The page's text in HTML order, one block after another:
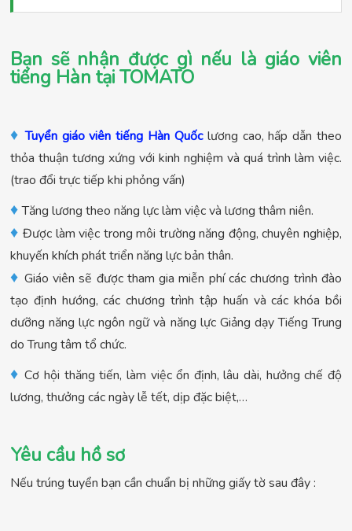
Bạn sẽ nhận được gì nếu là giáo viên
tiếng Hàn tại TOMATO
♦Tuyển giáo viên tiếng Hàn Quốclương cao, hấp dẫn theo
thỏa thuận tương xứng với kinh nghiệm và quá trình làm việc.
(trao đổi trực tiếp khi phỏng vấn)
♦Tăng lương theo năng lực làm việc và lương thâm niên.
♦Được làm việc trong môi trường năng động, chuyên nghiệp,
khuyến khích phát triển năng lực bản thân.
♦ Giáo viên sẽ được tham gia miễn phí các chương trình đào
tạo định hướng, các chương trình tập huấn và các khóa bồi
dưỡng năng lực ngôn ngữ và năng lực Giảng dạy Tiếng Trung
do Trung tâm tổ chức.
♦Cơ hội thăng tiến, làm việc ổn định, lâu dài, hưởng chế độ
lương, thưởng các ngày lễ tết, dịp đặc biệt,…
Yêu cầu hồ sơ
Nếu trúng tuyển bạn cần chuẩn bị những giấy tờ sau đây :